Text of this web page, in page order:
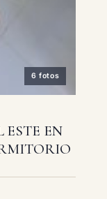
6 fotos
ESTE EN